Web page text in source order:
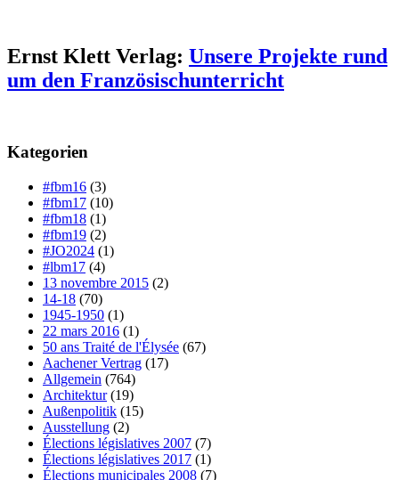
Ernst Klett Verlag: Unsere Projekte rund
um den Französischunterricht
Kategorien
#fbm16 (3)
#fbm17 (10)
#fbm18 (1)
#fbm19 (2)
#JO2024 (1)
#lbm17 (4)
13 novembre 2015 (2)
14-18 (70)
1945-1950 (1)
22 mars 2016 (1)
50 ans Traité de l'Élysée (67)
Aachener Vertrag (17)
Allgemein (764)
Architektur(19)
Außenpolitik (15)
Ausstellung (2)
Élections législatives 2007 (7)
Élections législatives 2017 (1)
Élections municipales 2008 (7)